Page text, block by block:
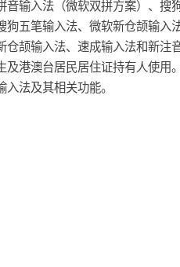
音输入法（微软双拼方案）、搜
狗五笔输入法、微软新仓颉输入
仓颉输入法、速成输入法和新注
及港澳台居民居住证持有人使用
法及其相关功能。